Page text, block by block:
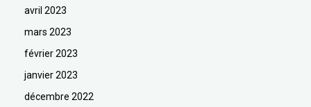
avril 2023
mars 2023
février 2023
janvier 2023
décembre 2022